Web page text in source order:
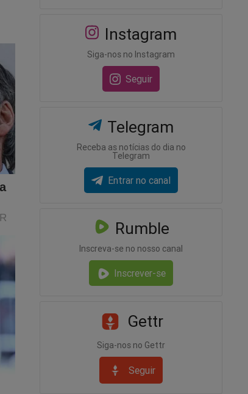
Instagram
Siga-nos no Instagram
Seguir
Telegram
Receba as notícias do dia no
Telegram
Entrar no canal
Rumble
Inscreva-se no nosso canal
Inscrever-se
Gettr
Siga-nos no Gettr
Seguir